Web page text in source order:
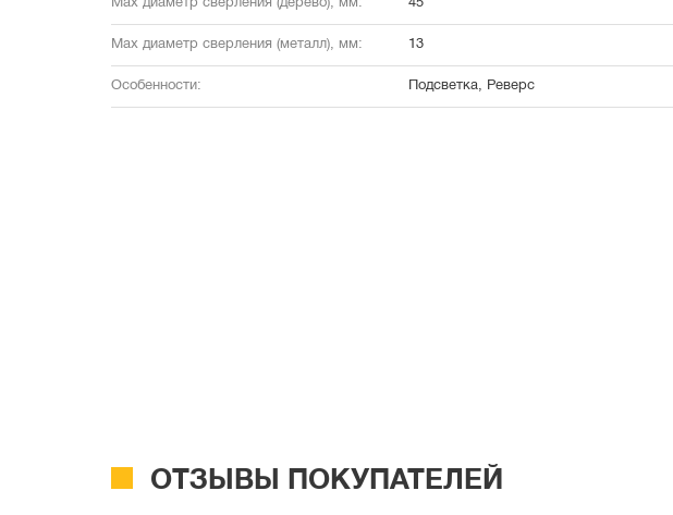
Max диаметр сверления (дерево), мм: 45
Max диаметр сверления (металл), мм: 13
Особенности: Подсветка, Реверс
ОТЗЫВЫ ПОКУПАТЕЛЕЙ